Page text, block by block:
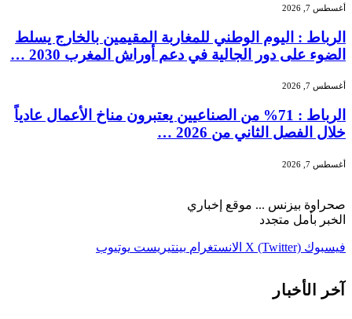
أغسطس 7, 2026
الرباط : اليوم الوطني للمغاربة المقيمين بالخارج يسلط
الضوء على دور الجالية في دعم أوراش المغرب 2030 …
أغسطس 7, 2026
الرباط : 71% من الصناعيين يعتبرون مناخ الأعمال عادياً
خلال الفصل الثاني من 2026 …
أغسطس 7, 2026
صحراوة بيزنس ... موقع إخباري
الخبر بأمل متجدد
فيسبوك X (Twitter) الانستغرام بينتيريست يوتيوب
آخر الأخبار